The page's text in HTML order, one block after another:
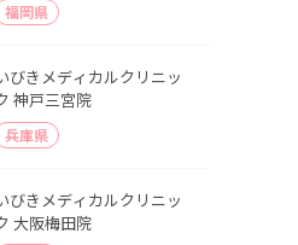
福岡県
びきメディカルクリニッ
神戸三宮院
兵庫県
びきメディカルクリニッ
大阪梅田院